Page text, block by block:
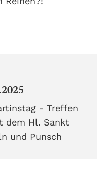
- Treffen
dem Hl. Sankt
und Punsch